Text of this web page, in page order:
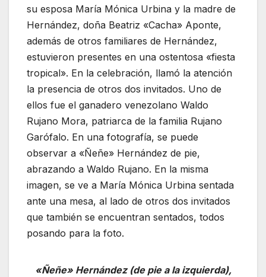
su esposa María Mónica Urbina y la madre de
Hernández, doña Beatriz «Cacha» Aponte,
además de otros familiares de Hernández,
estuvieron presentes en una ostentosa «fiesta
tropical». En la celebración, llamó la atención
la presencia de otros dos invitados. Uno de
ellos fue el ganadero venezolano Waldo
Rujano Mora, patriarca de la familia Rujano
Garófalo. En una fotografía, se puede
observar a «Ñeñe» Hernández de pie,
abrazando a Waldo Rujano. En la misma
imagen, se ve a María Mónica Urbina sentada
ante una mesa, al lado de otros dos invitados
que también se encuentran sentados, todos
posando para la foto.
«Ñeñe» Hernández (de pie a la izquierda),